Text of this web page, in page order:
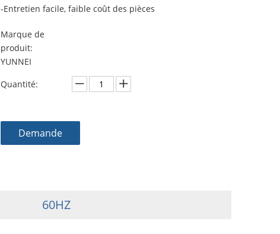
-Entretien facile, faible coût des pièces
Marque de
produit:
YUNNEI
Quantité:
Demande
60HZ